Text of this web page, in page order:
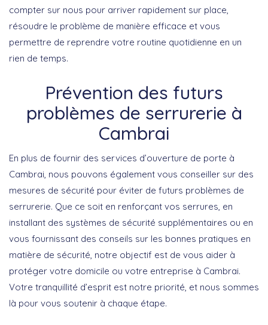
compter sur nous pour arriver rapidement sur place,
résoudre le problème de manière efficace et vous
permettre de reprendre votre routine quotidienne en un
rien de temps.
Prévention des futurs
problèmes de serrurerie à
Cambrai
En plus de fournir des services d’ouverture de porte à
Cambrai, nous pouvons également vous conseiller sur des
mesures de sécurité pour éviter de futurs problèmes de
serrurerie. Que ce soit en renforçant vos serrures, en
installant des systèmes de sécurité supplémentaires ou en
vous fournissant des conseils sur les bonnes pratiques en
matière de sécurité, notre objectif est de vous aider à
protéger votre domicile ou votre entreprise à Cambrai.
Votre tranquillité d’esprit est notre priorité, et nous sommes
là pour vous soutenir à chaque étape.